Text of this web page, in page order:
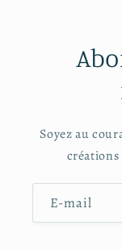
Soyez au
créations
E-mail